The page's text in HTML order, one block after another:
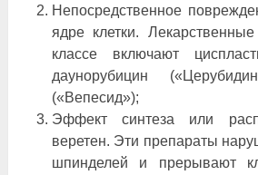
Непосредственное
ядре клетки.
классе включают
даунорубицин
(«Вепесид»);
Эффект синтеза или
веретен. Эти препараты
шпинделей и прерывают